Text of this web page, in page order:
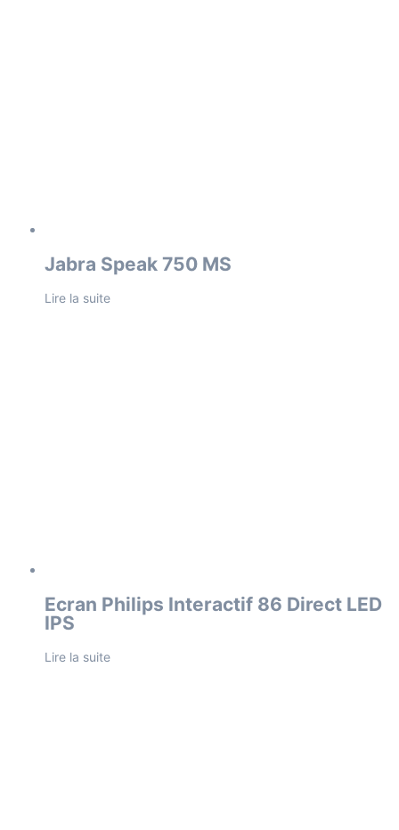
Jabra Speak 750 MS
Lire la suite
Ecran Philips Interactif 86 Direct LED
IPS
Lire la suite